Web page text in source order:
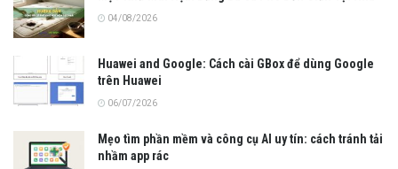
04/08/2026
Huawei and Google: Cách cài GBox để dùng Google
trên Huawei
06/07/2026
Mẹo tìm phần mềm và công cụ AI uy tín: cách tránh tải
nhầm app rác